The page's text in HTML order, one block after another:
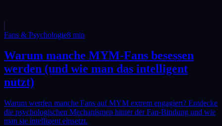
Fans & Psychologie8 min
Warum manche MYM-Fans besessen
werden (und wie man das intelligent
nutzt)
Warum werden manche Fans auf MYM extrem engagiert? Entdecke
die psychologischen Mechanismen hinter der Fan-Bindung und wie
man sie intelligent einsetzt.